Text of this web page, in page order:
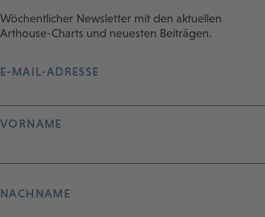
Wöchentlicher Newsletter mit den aktuellen
Arthouse-Charts und neuesten Beiträgen.
E-MAIL-ADRESSE
VORNAME
NACHNAME